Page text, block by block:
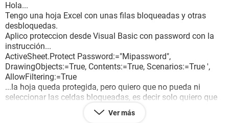
Hola...
Tengo una hoja Excel con unas filas bloqueadas y otras
desbloquedas.
Aplico proteccion desde Visual Basic con password con la
instrucción...
ActiveSheet.Protect Password:="Mipassword",
DrawingObjects:=True, Contents:=True, Scenarios:=True ',
AllowFiltering:=True
...la hoja queda protegida, pero quiero que no pueda ni
seleccionar las celdas bloqueadas, es decir solo quiero que
me permita seleccionar (tanto con ratón como por cursores)
y moverse solo de celda no bloquead a celda no bloqueada.
Ver más